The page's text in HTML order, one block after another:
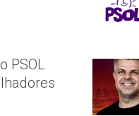
PSOL